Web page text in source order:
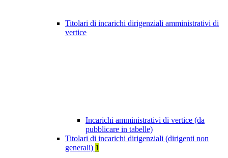
Titolari di incarichi dirigenziali amministrativi di
vertice
Incarichi amministrativi di vertice (da
pubblicare in tabelle)
Titolari di incarichi dirigenziali (dirigenti non
generali) 1